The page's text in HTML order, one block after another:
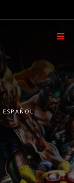
ESPAÑOL